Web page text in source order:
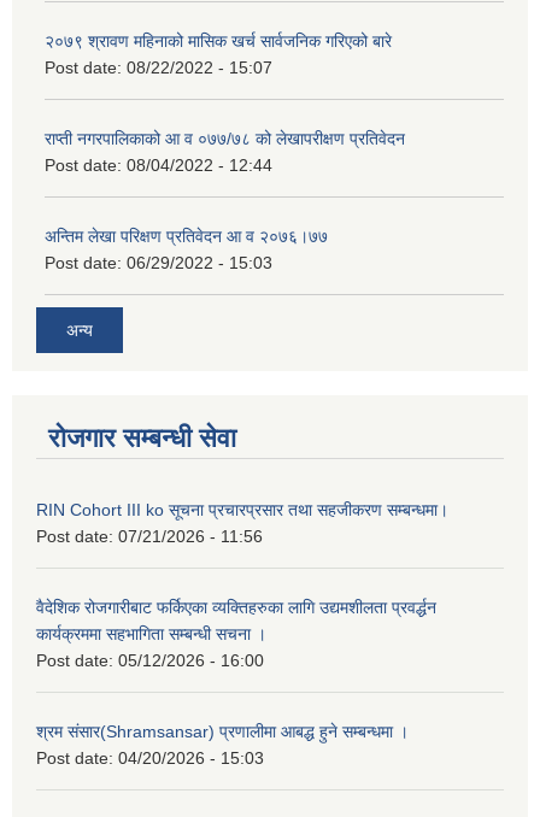
२०७९ श्रावण महिनाको मासिक खर्च सार्वजनिक गरिएको बारे
Post date: 08/22/2022 - 15:07
राप्ती नगरपालिकाको आ व ०७७/७८ को लेखापरीक्षण प्रतिवेदन
Post date: 08/04/2022 - 12:44
अन्तिम लेखा परिक्षण प्रतिवेदन आ व २०७६।७७
Post date: 06/29/2022 - 15:03
अन्य
रोजगार सम्बन्धी सेवा
RIN Cohort III ko सूचना प्रचारप्रसार तथा सहजीकरण सम्बन्धमा।
Post date: 07/21/2026 - 11:56
वैदेशिक रोजगारीबाट फर्किएका व्यक्तिहरुका लागि उद्यमशीलता प्रवर्द्धन
कार्यक्रममा सहभागिता सम्बन्धी सचना ।
Post date: 05/12/2026 - 16:00
श्रम संसार(Shramsansar) प्रणालीमा आबद्ध हुने सम्बन्धमा ।
Post date: 04/20/2026 - 15:03